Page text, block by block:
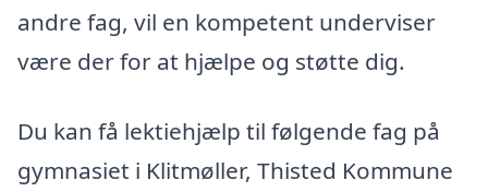
andre fag, vil en kompetent underviser
være der for at hjælpe og støtte dig.
Du kan få lektiehjælp til følgende fag på
gymnasiet i Klitmøller, Thisted Kommune